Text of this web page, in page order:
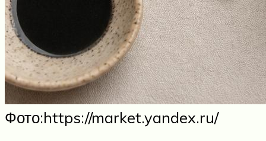
Фото:https://market.yandex.ru/